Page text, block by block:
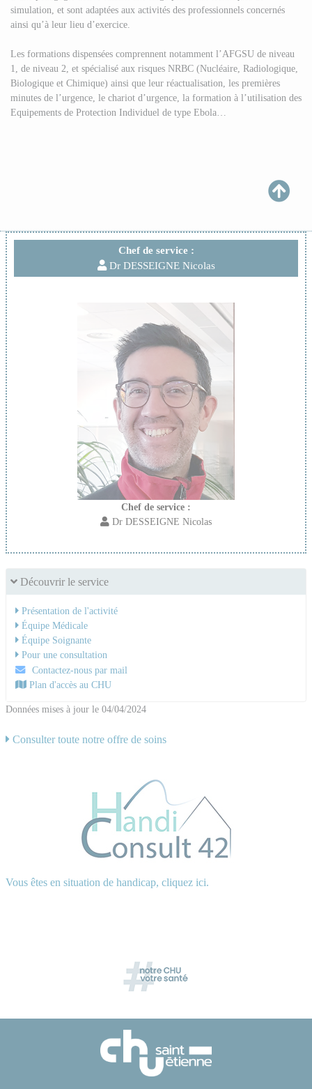
Chef de service :
Dr DESSEIGNE Nicolas
Chef de service :
Dr DESSEIGNE Nicolas
Découvrir le service
Présentation de l'activité
Équipe Médicale
Équipe Soignante
Pour une consultation
Contactez-nous par mail
Plan d'accès au CHU
Données mises à jour le 04/04/2024
Consulter toute notre offre de soins
Vous êtes en situation de handicap, cliquez ici.
simulation, et sont adaptées aux activités des professionnels concernés
ainsi qu’à leur lieu d’exercice.
Les formations dispensées comprennent notamment l’AFGSU de niveau
1, de niveau 2, et spécialisé aux risques NRBC (Nucléaire, Radiologique,
Biologique et Chimique) ainsi que leur réactualisation, les premières
minutes de l’urgence, le chariot d’urgence, la formation à l’utilisation des
Equipements de Protection Individuel de type Ebola…